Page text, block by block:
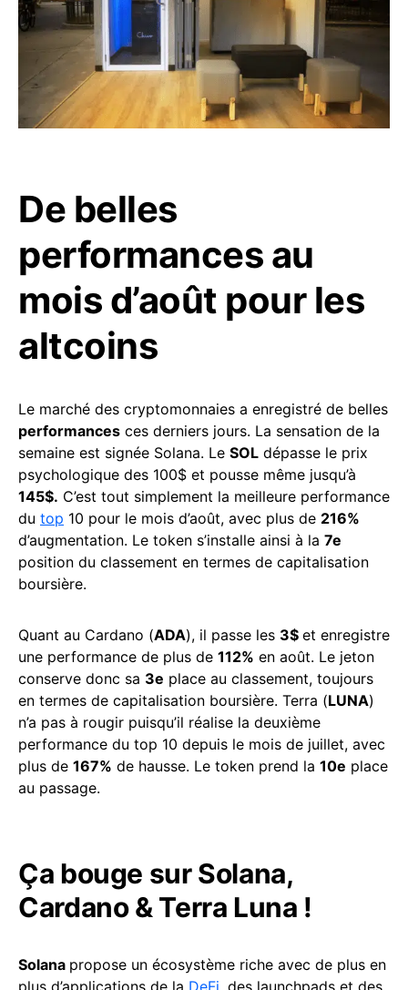
De belles
performances au
mois d’août pour les
altcoins
Le marché des cryptomonnaies a enregistré de belles
performances ces derniers jours. La sensation de la
semaine est signée Solana. Le SOL dépasse le prix
psychologique des 100$ et pousse même jusqu’à
145$. C’est tout simplement la meilleure performance
du top 10 pour le mois d’août, avec plus de 216%
d’augmentation. Le token s’installe ainsi à la 7e
position du classement en termes de capitalisation
boursière.
Quant au Cardano (ADA), il passe les 3$ et enregistre
une performance de plus de 112% en août. Le jeton
conserve donc sa 3e place au classement, toujours
en termes de capitalisation boursière. Terra (LUNA)
n’a pas à rougir puisqu’il réalise la deuxième
performance du top 10 depuis le mois de juillet, avec
plus de 167% de hausse. Le token prend la 10e place
au passage.
Ça bouge sur Solana,
Cardano & Terra Luna !
Solana propose un écosystème riche avec de plus en